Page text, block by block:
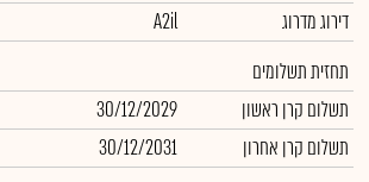
דירוג מדרוג
A2il
תחזית תשלומים
תשלום קרן ראשון
30/12/2029
תשלום קרן אחרון
30/12/2031